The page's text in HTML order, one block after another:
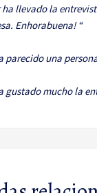
llevado la
Enhorabuena! “
parecido una
gustado mucho la